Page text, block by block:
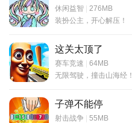
休闲益智 | 276MB
装扮公主，开心解压！
这关太顶了
赛车竞速 | 64MB
无限驾驶，撞击山海经！
子弹不能停
射击战争 | 55MB